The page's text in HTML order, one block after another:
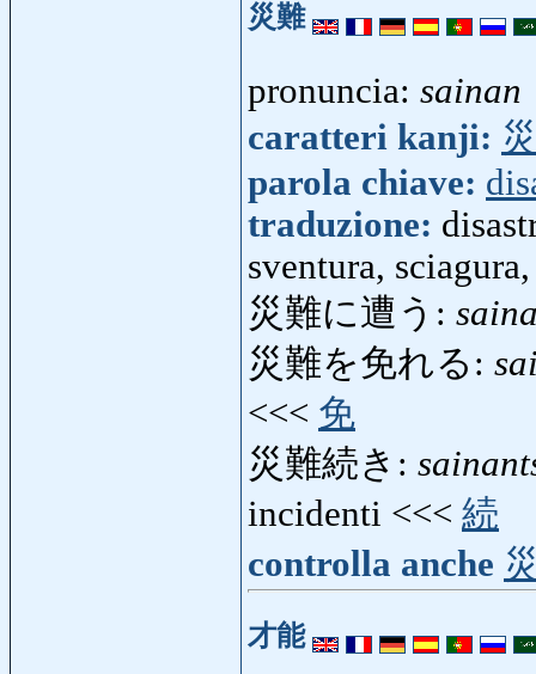
災難
pronuncia: sainan
caratteri kanji:
parola chiave:
traduzione:
sventura,
災難に遭う:
災難を免れる:
<<< 免
災難続き:
incidenti <<< 続
controlla anche
才能